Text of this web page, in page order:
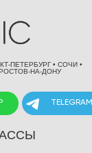
TELEGRAM
ПЕТЕРБУРГ • СОЧИ •
НА-ДОНУ